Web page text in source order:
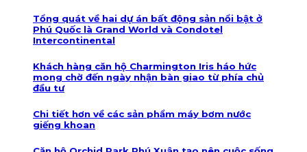
Tổng quát về hai dự án bất động sản nổi bật ở
Phú Quốc là Grand World và Condotel
Intercontinental
Khách hàng căn hộ Charmington Iris háo hức
mong chờ đến ngày nhận bàn giao từ phía chủ
đầu tư
Chi tiết hơn về các sản phẩm máy bơm nước
giếng khoan